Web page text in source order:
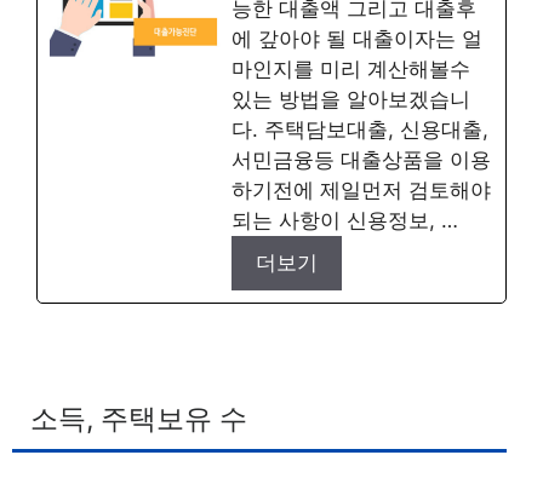
능한 대출액 그리고 대출후
에 갚아야 될 대출이자는 얼
마인지를 미리 계산해볼수
있는 방법을 알아보겠습니
다. 주택담보대출, 신용대출,
서민금융등 대출상품을 이용
하기전에 제일먼저 검토해야
되는 사항이 신용정보, …
더보기
소득, 주택보유 수